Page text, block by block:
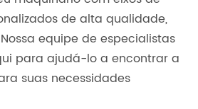
de alta qualidade,
equipe de especialistas
para ajudá-lo a encontrar a
suas necessidades